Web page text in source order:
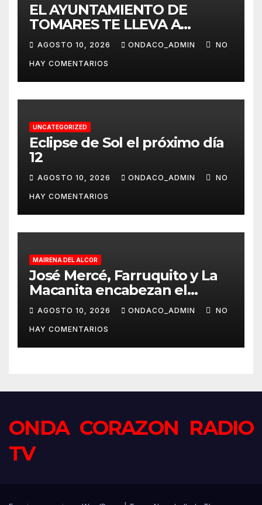
EL AYUNTAMIENTO DE
TOMARES TE LLEVA A
ALMONTE EL 20 DE AGOSTO
PARA QUE PUEDAS VIVIR ‘LA
VENIDA DE LA VIRGEN DEL
ROCÍO A ALMONTE’
AGOSTO 10, 2026 ONDACO_ADMIN NO
HAY COMENTARIOS
UNCATEGORIZED
Eclipse de Sol el próximo día
12
AGOSTO 10, 2026 ONDACO_ADMIN NO
HAY COMENTARIOS
MAIRENA DEL ALCOR
José Mercé, Farruquito y La
Macanita encabezan el
histórico cartel del LXV
Festival de Cante Jondo
Antonio Mairena
AGOSTO 10, 2026 ONDACO_ADMIN NO
HAY COMENTARIOS
ONDA CORAZON RADIO
TV